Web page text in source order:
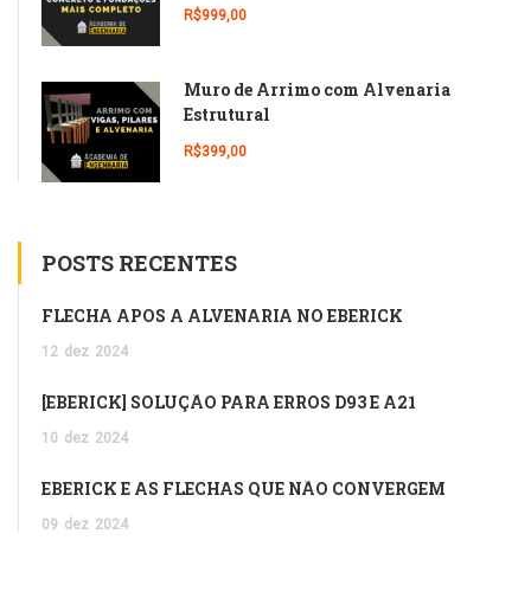
R$999,00
Muro de Arrimo com Alvenaria
Estrutural
R$399,00
POSTS RECENTES
FLECHA APÓS A ALVENARIA NO EBERICK
12 dez 2024
[EBERICK] SOLUÇÃO PARA ERROS D93 E A21
10 dez 2024
EBERICK E AS FLECHAS QUE NÃO CONVERGEM
09 dez 2024